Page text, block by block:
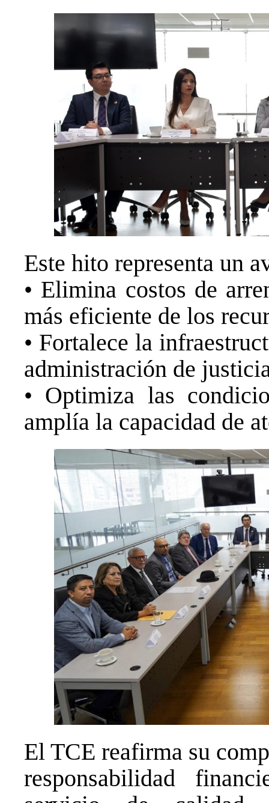
Este hito representa un
• Elimina costos de
más eficiente de los
• Fortalece la
administración de
• Optimiza las
amplía la capacidad de
El TCE reafirma su
responsabilidad